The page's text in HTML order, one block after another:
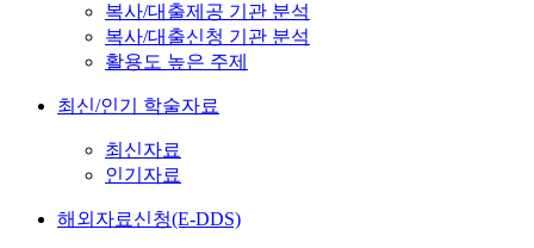
복사/대출제공 기관 분석
복사/대출신청 기관 분석
활용도 높은 주제
최신/인기 학술자료
최신자료
인기자료
해외자료신청(E-DDS)